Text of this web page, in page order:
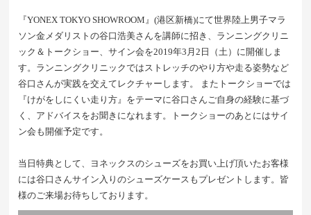
『YONEX TOKYO SHOWROOM』(港区新橋)にて世界陸上男子マラ
ソン金メダリストの谷口浩美さんを講師に招き、ランニングクリニ
ック＆トークショー、サイン会を2019年3月2日（土）に開催しま
す。ランニングクリニックではストレッチのやり方や走る姿勢など
谷口さんが実践を交えてレクチャーします。 またトークショーでは
『けがをしにくい走り方』をテーマに谷口さんご自身の経験に基づ
く、アドバイスをお聞きになれます。トークショーのあとにはサイ
ン会も開催予定です。
当日特典として、ヨネックスのシューズをお買い上げ頂いたお客様
には谷口さんサイン入りのシューズケースもプレゼントします。皆
様のご来場お待ちしております。